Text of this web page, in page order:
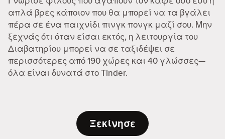
απλά βρες κάποιον που θα μπορεί να τα βγάλει
πέρα σε ένα παιχνίδι πινγκ πονγκ μαζί σου. Μην
ξεχνάς ότι όταν είσαι εκτός, η λειτουργία του
Διαβατηρίου μπορεί να σε ταξιδέψει σε
περισσότερες από 190 χώρες και 40 γλώσσες—
όλα είναι δυνατά στο Tinder.
Ξεκίνησε